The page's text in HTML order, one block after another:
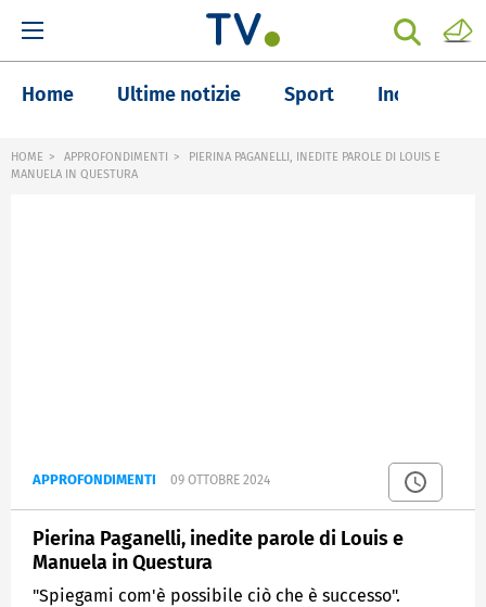
Home Ultime notizie Sport Inchieste
HOME APPROFONDIMENTI
PIERINA PAGANELLI, INEDITE PAROLE DI LOUIS E
MANUELA IN QUESTURA
APPROFONDIMENTI 09 OTTOBRE 2024
Pierina Paganelli, inedite parole di Louis e
Manuela in Questura
"Spiegami com'è possibile ciò che è successo".